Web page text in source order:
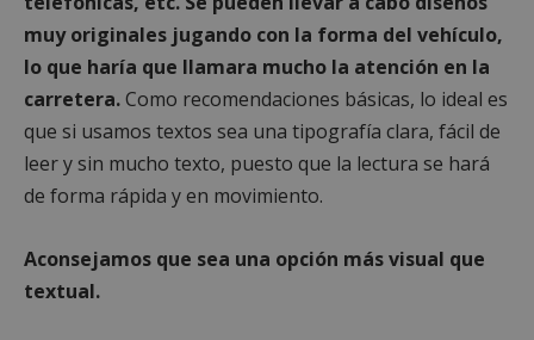
muy originales jugando con la forma del vehículo,
lo que haría que llamara mucho la atención en la
carretera.Como recomendaciones básicas, lo ideal es
que si usamos textos sea una tipografía clara, fácil de
leer y sin mucho texto, puesto que la lectura se hará
de forma rápida y en movimiento.
Aconsejamos que sea una opción más visual que
textual.
Cookies no clasificadas
Cookies estrictamente necesarias
Cookies de rendimiento
Cookies de funcionalidad